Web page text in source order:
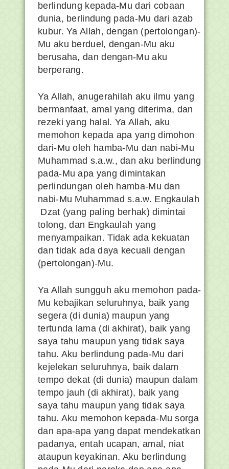
berlindung kepada-Mu dari cobaan
dunia, berlindung pada-Mu dari azab
kubur. Ya Allah, dengan (pertolongan)-
Mu aku berduel, dengan-Mu aku
berusaha, dan dengan-Mu aku
berperang.
Ya Allah, anugerahilah aku ilmu yang
bermanfaat, amal yang diterima, dan
rezeki yang halal. Ya Allah, aku
memohon kepada apa yang dimohon
dari-Mu oleh hamba-Mu dan nabi-Mu
Muhammad s.a.w., dan aku berlindung
pada-Mu apa yang dimintakan
perlindungan oleh hamba-Mu dan
nabi-Mu Muhammad s.a.w. Engkaulah
Dzat (yang paling berhak) dimintai
tolong, dan Engkaulah yang
menyampaikan. Tidak ada kekuatan
dan tidak ada daya kecuali dengan
(pertolongan)-Mu.
Ya Allah sungguh aku memohon pada-
Mu kebajikan seluruhnya, baik yang
segera (di dunia) maupun yang
tertunda lama (di akhirat), baik yang
saya tahu maupun yang tidak saya
tahu. Aku berlindung pada-Mu dari
kejelekan seluruhnya, baik dalam
tempo dekat (di dunia) maupun dalam
tempo jauh (di akhirat), baik yang
saya tahu maupun yang tidak saya
tahu. Aku memohon kepada-Mu sorga
dan apa-apa yang dapat mendekatkan
padanya, entah ucapan, amal, niat
ataupun keyakinan. Aku berlindung